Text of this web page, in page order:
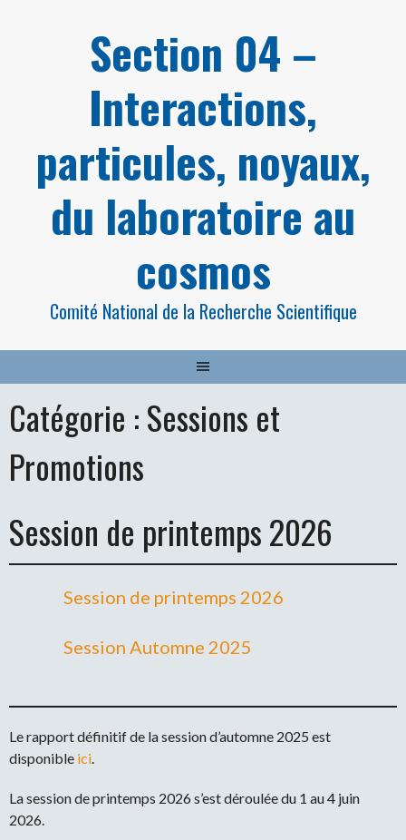
Section 04 –
Interactions,
particules, noyaux,
du laboratoire au
cosmos
Comité National de la Recherche Scientifique
Catégorie :Sessions et
Promotions
Session de printemps 2026
Session de printemps 2026
Session Automne 2025
Le rapport définitif de la session d’automne 2025 est
disponible ici.
La session de printemps 2026 s’est déroulée du 1 au 4 juin
2026.